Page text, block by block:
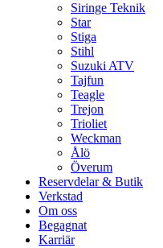
Siringe Teknik
Star
Stiga
Stihl
Suzuki ATV
Tajfun
Teagle
Trejon
Trioliet
Weckman
Ålö
Överum
Reservdelar & Butik
Verkstad
Om oss
Begagnat
Karriär